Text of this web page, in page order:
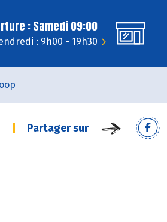
: Samedi 09:00
: 9h00 - 19h30
Partager sur